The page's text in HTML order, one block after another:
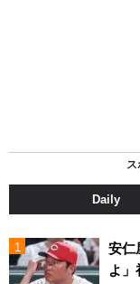
Daily
安仁
よ」